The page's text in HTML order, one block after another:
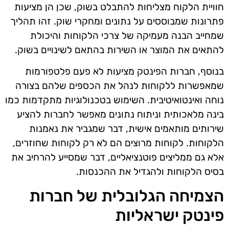
חוויית הלקוח מצליחות להתבלט בשוק, שכן הן מציעות
פתרונות שמבוססים על נתונים ומחקרי שוק. זהו תהליך
שמחייב הבנה מעמיקה של צרכי הלקוחות והיכולת
להתאים את המוצר או השירות בהתאם לשינויים בשוק.
בנוסף, חברות הפינטק מציעות לא פעם פלטפורמות
שמאפשרות ללקוחות לנהל את הכספים שלהם בצורה
נוחה ואינטואיטיבית. השימוש בטכנולוגיות מתקדמות כמו
בינה מלאכותית וניתוח נתונים מאפשר לחברות להציע
שירותים מותאמים אישית, דבר שמגביר את נאמנות
הלקוחות. לקוחות מרוצים הם לא רק לקוחות שחוזרים,
אלא גם ממליצים פוטנציאליים, דבר שמסייע להרחיב את
בסיס הלקוחות ולהגדיל את ההכנסות.
הצמיחה הגלובלית של חברות
פינטק ישראליות